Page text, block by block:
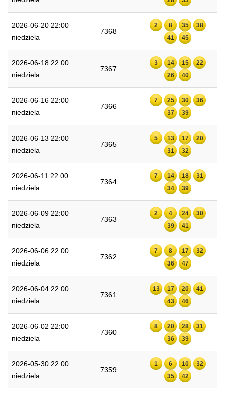
2026-06-20 22:00
niedziela
7368
2 8 35
38
41
45
2026-06-18 22:00
niedziela
7367
3 14 15
22
26
40
2026-06-16 22:00
niedziela
7366
7 25 30
36
37
39
2026-06-13 22:00
niedziela
7365
5 13 17
20
31
32
2026-06-11 22:00
niedziela
7364
7 14 18
31
34
39
2026-06-09 22:00
niedziela
7363
2 4 24
30
39
41
2026-06-06 22:00
niedziela
7362
7 8 17
32
36
47
2026-06-04 22:00
niedziela
7361
13 17 20
41
43
46
2026-06-02 22:00
niedziela
7360
8 20 28
31
36
39
2026-05-30 22:00
niedziela
7359
1 6 10
32
35
42